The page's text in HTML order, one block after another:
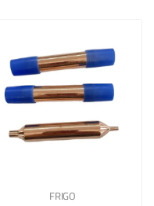
FRIGO